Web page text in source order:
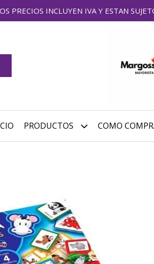
PRECIOS INCLUYEN IVA Y ESTAN
PRODUCTOS COMO